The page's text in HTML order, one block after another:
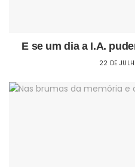
E se um dia a I.A.
22 DE